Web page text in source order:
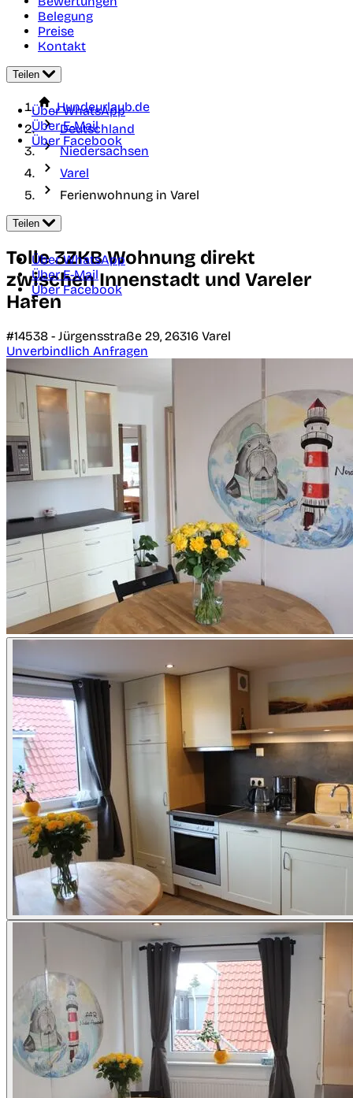
Belegung
Preise
Kontakt
Teilen
Über WhatsApp
Über E-Mail
Über Facebook
Hundeurlaub.de
Deutschland
Niedersachsen
Varel
Ferienwohnung in Varel
Teilen
Über WhatsApp
Über E-Mail
Über Facebook
Tolle 3ZKB Wohnung direkt
zwischen Innenstadt und Vareler
Hafen
#14538 - Jürgensstraße 29, 26316 Varel
Unverbindlich Anfragen